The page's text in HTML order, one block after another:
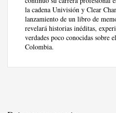
la cadena Univisión y Clear
lanzamiento de un libro de
revelará historias inéditas,
verdades poco conocidas sobre
Colombia.